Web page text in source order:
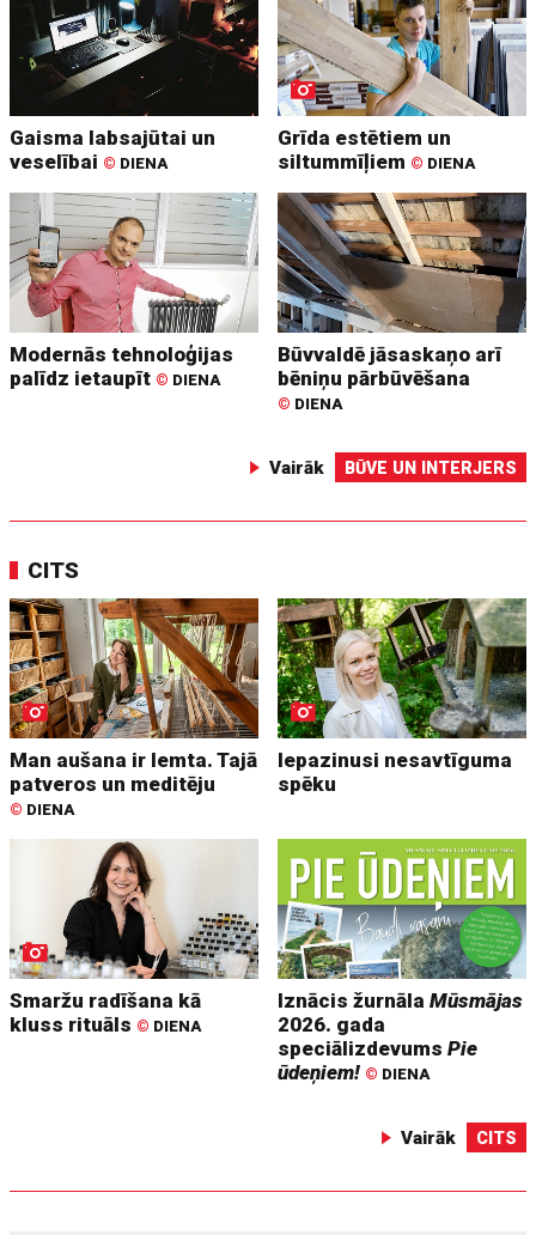
Gaisma labsajūtai un
veselībai © DIENA
Grīda estētiem un
siltummīļiem © DIENA
Modernās tehnoloģijas
palīdz ietaupīt © DIENA
Būvvaldē jāsaskaņo arī
bēniņu pārbūvēšana
© DIENA
Vairāk BŪVE UN INTERJERS
CITS
Man aušana ir lemta. Tajā
patveros un meditēju
© DIENA
Iepazinusi nesavtīguma
spēku
Smaržu radīšana kā
kluss rituāls © DIENA
Iznācis žurnālaMūsmājas
2026. gada
speciālizdevumsPie
ūdeņiem! © DIENA
Vairāk CITS